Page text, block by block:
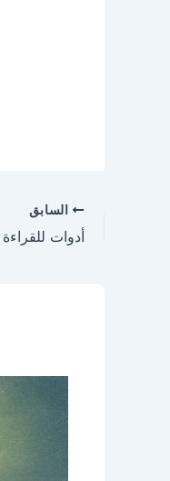
السابق
أدوات للقراءة